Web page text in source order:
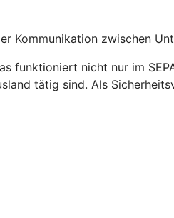
Kommunikation zwischen
funktioniert nicht nur im
tätig sind. Als